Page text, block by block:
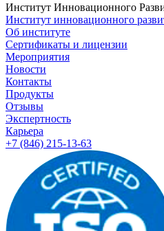
Институт Инновационного
Институт инновационного
Об институте
Сертификаты и лицензии
Мероприятия
Новости
Контакты
Продукты
Отзывы
Экспертность
Карьера
+7 (846) 215-13-63